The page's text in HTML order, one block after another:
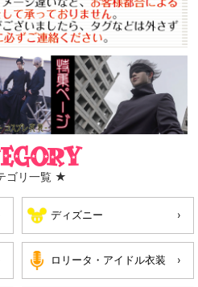
ゴリ一覧 ★
ディズニー
ロリータ・アイドル衣装